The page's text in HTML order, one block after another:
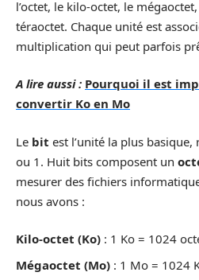
l’octet, le kilo-octet, le
téraoctet. Chaque unité est
multiplication qui peut parfois
A lire aussi : Pourquoi il est
convertir Ko en Mo
Le bit est l’unité la plus
ou 1. Huit bits composent un
mesurer des fichiers
nous avons :
Kilo-octet (Ko) : 1 Ko = 1024
Mégaoctet (Mo) : 1 Mo = 1024